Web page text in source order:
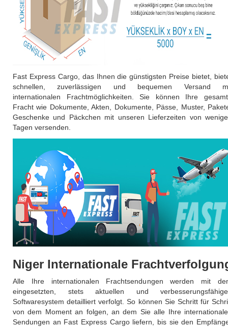
Fast Express Cargo, das Ihnen die günstigsten Preise bietet,
schnellen, zuverlässigen und bequemen Versand
internationalen Frachtmöglichkeiten. Sie können Ihre
Fracht wie Dokumente, Akten, Dokumente, Pässe, Muster,
Geschenke und Päckchen mit unseren Lieferzeiten von
Tagen versenden.
Niger Internationale
Alle Ihre internationalen Frachtsendungen werden mit
eingesetzten, stets aktuellen und
Softwaresystem detailliert verfolgt. So können Sie Schritt für
von dem Moment an folgen, an dem Sie alle Ihre
Sendungen an Fast Express Cargo liefern, bis sie den